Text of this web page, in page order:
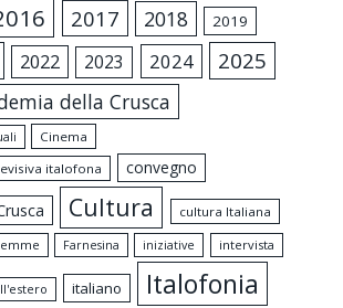
2017 2018 2019
2022 2023 2024 2025
della Crusca
Cinema
italofona
convegno
Cultura
cultura Italiana
Farnesina iniziative intervista
italiano Italofonia